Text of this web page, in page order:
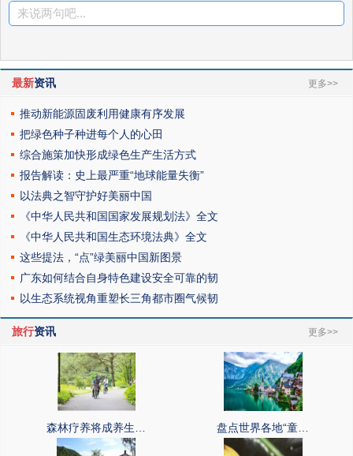
来说两句吧...
最新资讯 更多>>
推动新能源固废利用健康有序发展
把绿色种子种进每个人的心田
综合施策加快形成绿色生产生活方式
报告解读：史上最严重“地球能量失衡”
以法典之智守护好美丽中国
《中华人民共和国国家发展规划法》全文
《中华人民共和国生态环境法典》全文
这些提法，“点”绿美丽中国新图景
广东如何结合自身特色建设安全可靠的韧
以生态系统视角重塑长三角都市圈气候韧
旅行资讯 更多>>
森林疗养将成养生… 盘点世界各地“童…